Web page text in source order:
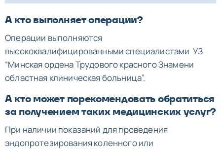
А кто выполняет операции?
Операции выполняются
высококвалифицированными специалистами УЗ
“Минская ордена Трудового красного Знамени
областная клиническая больница”.
А кто может порекомендовать обратиться
за получением таких медицинских услуг?
При наличии показаний для проведения
эндопротезирования коленного или